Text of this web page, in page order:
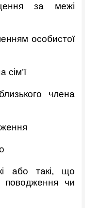
за межі
особистої
члена
або такі, що
поводження чи